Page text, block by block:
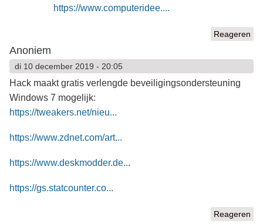
https://www.computeridee....
Reageren
Anoniem
di 10 december 2019 - 20:05
Hack maakt gratis verlengde beveiligingsondersteuning
Windows 7 mogelijk:
https://tweakers.net/nieu...
https://www.zdnet.com/art...
https://www.deskmodder.de...
https://gs.statcounter.co...
Reageren